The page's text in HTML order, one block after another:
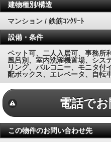
建物種別/構造
マンション / 鉄筋ｺﾝｸﾘｰﾄ
設備・条件
ペット可、二人入居可、事務所
風呂別、室内洗濯機置場、シス
リング、バルコニー、モニタ付
配ボックス、エレベータ、自転
電話で
この物件のお問い合わせ先